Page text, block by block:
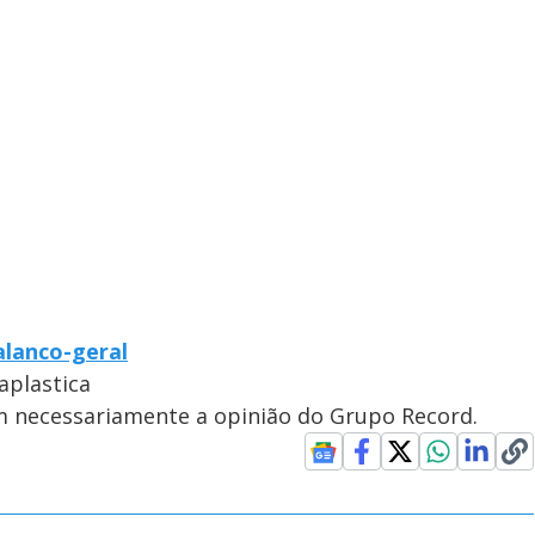
geral
a opinião do Grupo Record.